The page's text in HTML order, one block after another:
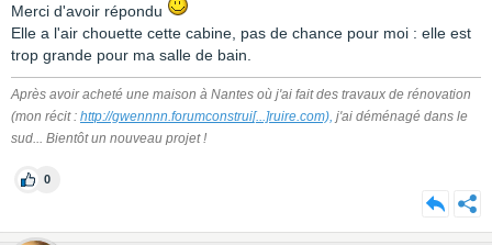
Merci d'avoir répondu
Elle a l'air chouette cette cabine, pas de chance pour moi : elle est
trop grande pour ma salle de bain.
Après avoir acheté une maison à Nantes où j'ai fait des travaux de rénovation
(mon récit : http://gwennnn.forumconstrui[...]ruire.com), j'ai déménagé dans le
sud... Bientôt un nouveau projet !
0